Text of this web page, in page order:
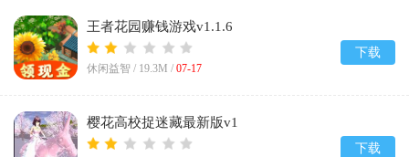
王者花园赚钱游戏v1.1.6
休闲益智 / 19.3M / 07-17
下载
樱花高校捉迷藏最新版v1
下载